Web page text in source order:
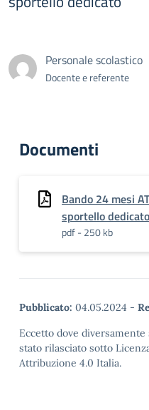
Personale scolastico
Docente e referente
Documenti
Bando 24 mesi
sportello dedicato
pdf - 250 kb
Pubblicato: 04.05.2024 -
Eccetto dove
stato rilasciato sotto
Attribuzione 4.0 Italia.